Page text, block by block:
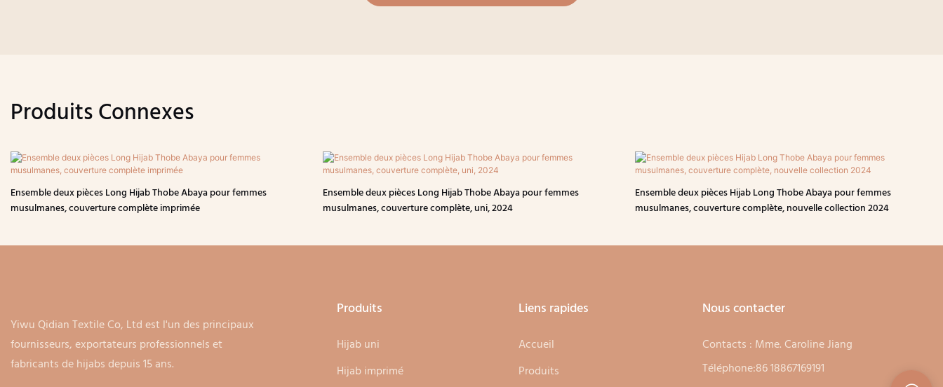
Produits Connexes
Ensemble deux pièces Long Hijab Thobe Abaya pour femmes
musulmanes, couverture complète imprimée
Ensemble deux pièces Long Hijab Thobe Abaya pour femmes
musulmanes, couverture complète, uni, 2024
Ensemble deux pièces Hijab Long Thobe Abaya pour femmes
musulmanes, couverture complète, nouvelle collection 2024
Yiwu Qidian Textile Co, Ltd est l'un des principaux
fournisseurs, exportateurs professionnels et
fabricants de hijabs depuis 15 ans.
Produits
Hijab uni
Hijab imprimé
Liens rapides
Accueil
Produits
Nous contacter
Contacts : Mme. Caroline Jiang
Téléphone:86 18867169191